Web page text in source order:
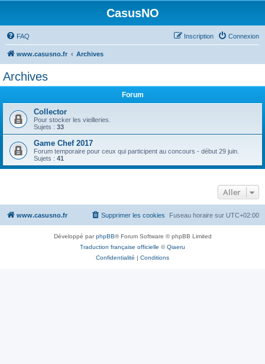
CasusNO
FAQ Connexion
Inscription
www.casusno.fr Archives
Archives
Forum
Collector
Pour stocker les vieilleries.
Sujets : 33
Game Chef 2017
Forum temporaire pour ceux qui participent au concours - début 29 juin.
Sujets : 41
Aller
www.casusno.fr Fuseau horaire sur UTC+02:00
Supprimer les cookies
Développé parphpBB® Forum Software © phpBB Limited
Traduction française officielle ©Qiaeru
Confidentialité | Conditions